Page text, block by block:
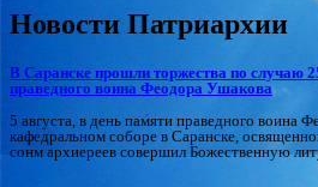
Новости Патриархии
В Саранске прошли торжества по случаю
праведного воина Феодора Ушакова
5 августа, в день памяти праведного воина
кафедральном соборе в Саранске,
сонм архиереев совершил Божественную